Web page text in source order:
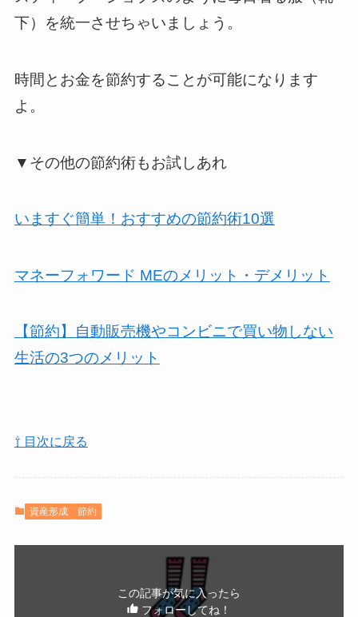
下）を統一させちゃいましょう。
時間とお金を節約することが可能になります
よ。
▼その他の節約術もお試しあれ
いますぐ簡単！おすすめの節約術10選
マネーフォワード MEのメリット・デメリット
【節約】自動販売機やコンビニで買い物しない
生活の3つのメリット
⇧ 目次に戻る
資産形成 節約
この記事が気に入ったら
フォローしてね！